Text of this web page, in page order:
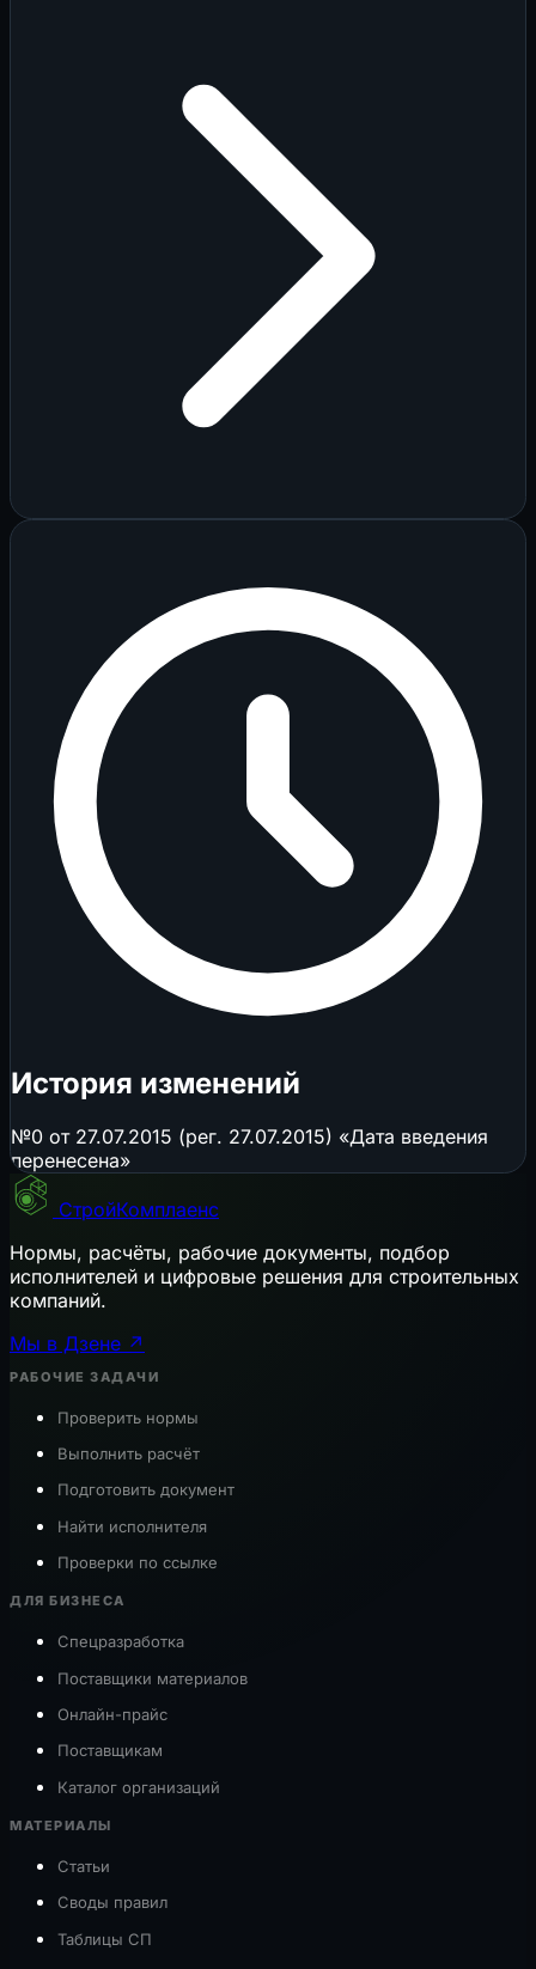
История изменений
№0 от 27.07.2015 (рег. 27.07.2015) «Дата введения
перенесена»
СтройКомплаенс
Нормы, расчёты, рабочие документы, подбор
исполнителей и цифровые решения для строительных
компаний.
Мы в Дзене ↗
РАБОЧИЕ ЗАДАЧИ
Проверить нормы
Выполнить расчёт
Подготовить документ
Найти исполнителя
Проверки по ссылке
ДЛЯ БИЗНЕСА
Спецразработка
Поставщики материалов
Онлайн-прайс
Поставщикам
Каталог организаций
МАТЕРИАЛЫ
Статьи
Своды правил
Таблицы СП